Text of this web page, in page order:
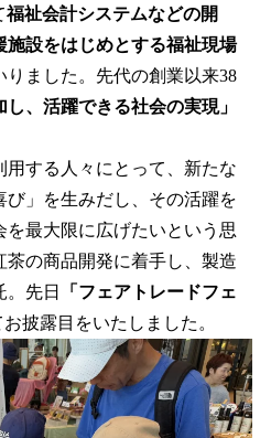
福祉会計システムなどの開
設をはじめとする福祉現場
りました。先代の創業以来38
し、活躍できる社会の実現」
する人々にとって、新たな
び」を生みだし、その活躍を
最大限に広げたいという思
の商品開発に着手し、製造
。先日
「フェアトレードフェ
お披露目をいたしました。